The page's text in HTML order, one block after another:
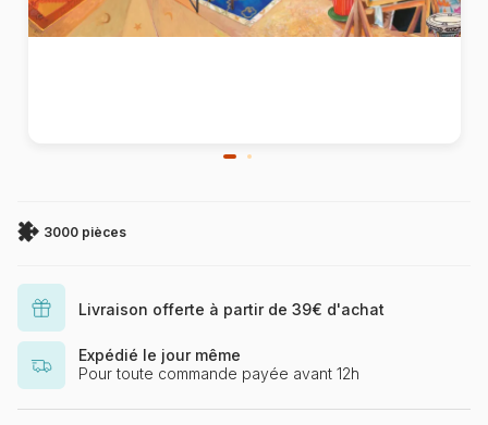
3000 pièces
Livraison offerte à partir de 39€ d'achat
Expédié le jour même
Pour toute commande payée avant 12h